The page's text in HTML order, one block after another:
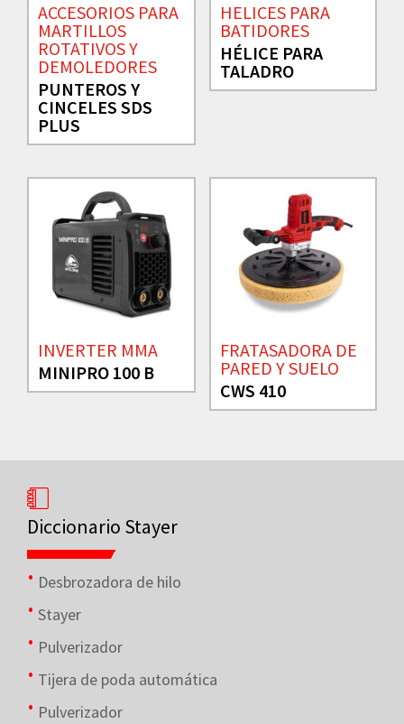
ACCESORIOS PARA
MARTILLOS
ROTATIVOS Y
DEMOLEDORES
PUNTEROS Y
CINCELES SDS
PLUS
HELICES PARA
BATIDORES
HÉLICE PARA
TALADRO
INVERTER MMA
MINIPRO 100 B
FRATASADORA DE
PARED Y SUELO
CWS 410
Diccionario Stayer
Desbrozadora de hilo
Stayer
Pulverizador
Tijera de poda automática
Pulverizador